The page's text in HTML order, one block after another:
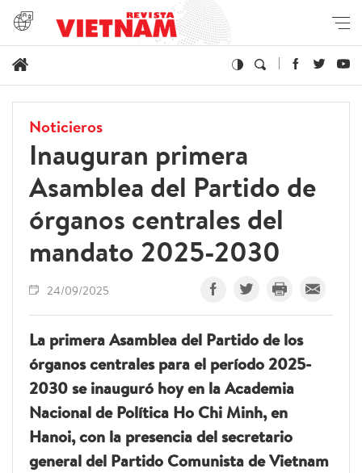
Noticieros
Inauguran primera
Asamblea del Partido de
órganos centrales del
mandato 2025-2030
24/09/2025
La primera Asamblea del Partido de los
órganos centrales para el período 2025-
2030 se inauguró hoy en la Academia
Nacional de Política Ho Chi Minh, en
Hanoi, con la presencia del secretario
general del Partido Comunista de Vietnam